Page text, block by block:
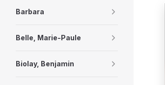
Barbara
Belle, Marie-Paule
Biolay, Benjamin